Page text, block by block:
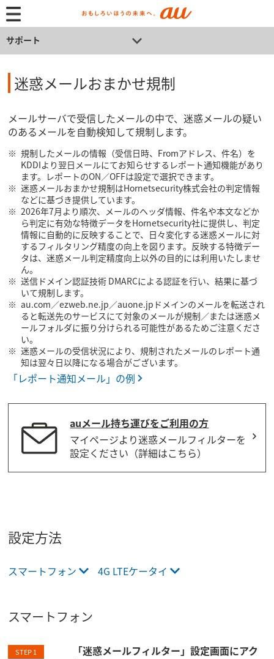
サポート
迷惑メールおまかせ規制
メールサーバで受信したメールの中で、迷惑メールの疑い
のあるメールを自動検知して規制します。
規制したメールの情報（受信日時、Fromアドレス、件名）を
KDDIより翌日メールにてお知らせするレポート通知機能があり
ます。レポートのON／OFFは設定で選択できます。
迷惑メールおまかせ規制はHornetsecurity株式会社の判定情報
などに基づき提供しています。
2026年7月より順次、メールのヘッダ情報、件名や本文などか
ら判定に有効な特徴データをHornetsecurity社に提供し、判定
情報に自動的に反映することで、日々変化する迷惑メールに対
するフィルタリング精度の向上を図ります。反映する特徴デー
タは、迷惑メール判定精度向上以外の目的には利用いたしませ
ん。
送信ドメイン認証技術 DMARCによる認証を行い、結果に基づ
いて規制します。
au.com／ezweb.ne.jp／auone.jpドメインのメールを転送され
ると転送先のサービスにて対象のメールが規制／または迷惑メ
ールフォルダに振り分けられる可能性があるためご注意くださ
い。
迷惑メールの受信状況により、規制されたメールのレポート通
知は翌々日以降になる場合がございます。
「レポート通知メール」の例
auメール持ち運びをご利用の方
マイページより迷惑メールフィルターを
設定ください（詳細はこちら）
設定方法
スマートフォン 4G LTEケータイ
スマートフォン
STEP 1
「迷惑メールフィルター」設定画面にアク